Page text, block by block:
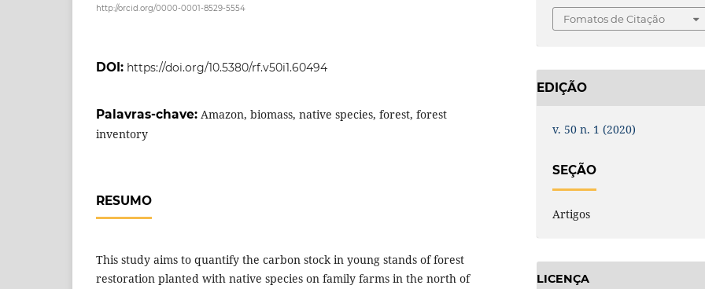
http://orcid.org/0000-0001-8529-5554
DOI: https://doi.org/10.5380/rf.v50i1.60494
Palavras-chave: Amazon, biomass, native species, forest, forest
inventory
RESUMO
This study aims to quantify the carbon stock in young stands of forest
restoration planted with native species on family farms in the north of
Fomatos de Citação
EDIÇÃO
v. 50 n. 1 (2020)
SEÇÃO
Artigos
LICENÇA